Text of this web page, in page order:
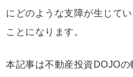
にどのような支障が生じて
ことになります。
本記事は不動産投資DOJOの